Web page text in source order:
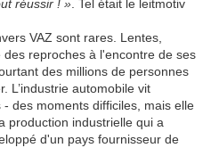
réussir ! » . Tel était le leitmotiv
VAZ sont rares. Lentes,
reproches à l'encontre de ses
des millions de personnes
L’industrie automobile vit
des moments difficiles, mais elle
production industrielle qui a
d'un pays fournisseur de